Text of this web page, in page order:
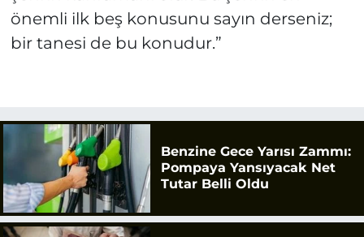
önemli ilk beş konusunu sayın derseniz;
bir tanesi de bu konudur.”
Benzine Gece Yarısı Zammı:
Pompaya Yansıyacak Net
Tutar Belli Oldu